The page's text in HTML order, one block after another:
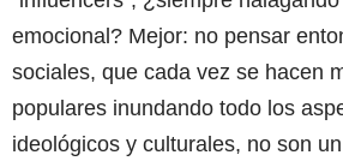
emocional? Mejor: no pensar
sociales, que cada vez se hacen
populares inundando todo los
ideológicos y culturales, no son